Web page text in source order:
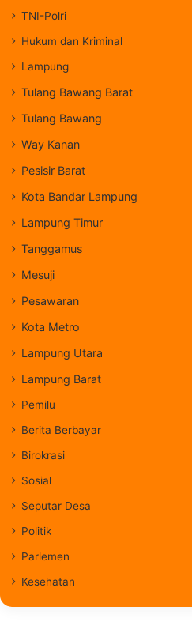
TNI-Polri
Hukum dan Kriminal
Lampung
Tulang Bawang Barat
Tulang Bawang
Way Kanan
Pesisir Barat
Kota Bandar Lampung
Lampung Timur
Tanggamus
Mesuji
Pesawaran
Kota Metro
Lampung Utara
Lampung Barat
Pemilu
Berita Berbayar
Birokrasi
Sosial
Seputar Desa
Politik
Parlemen
Kesehatan